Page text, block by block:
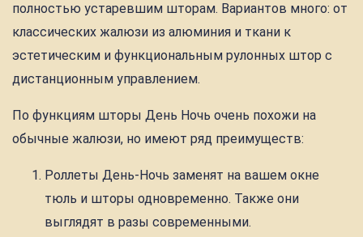
полностью устаревшим шторам. Вариантов много: от
классических жалюзи из алюминия и ткани к
эстетическим и функциональным рулонных штор с
дистанционным управлением.
По функциям шторы День Ночь очень похожи на
обычные жалюзи, но имеют ряд преимуществ:
Роллеты День-Ночь заменят на вашем окне
тюль и шторы одновременно. Также они
выглядят в разы современными.